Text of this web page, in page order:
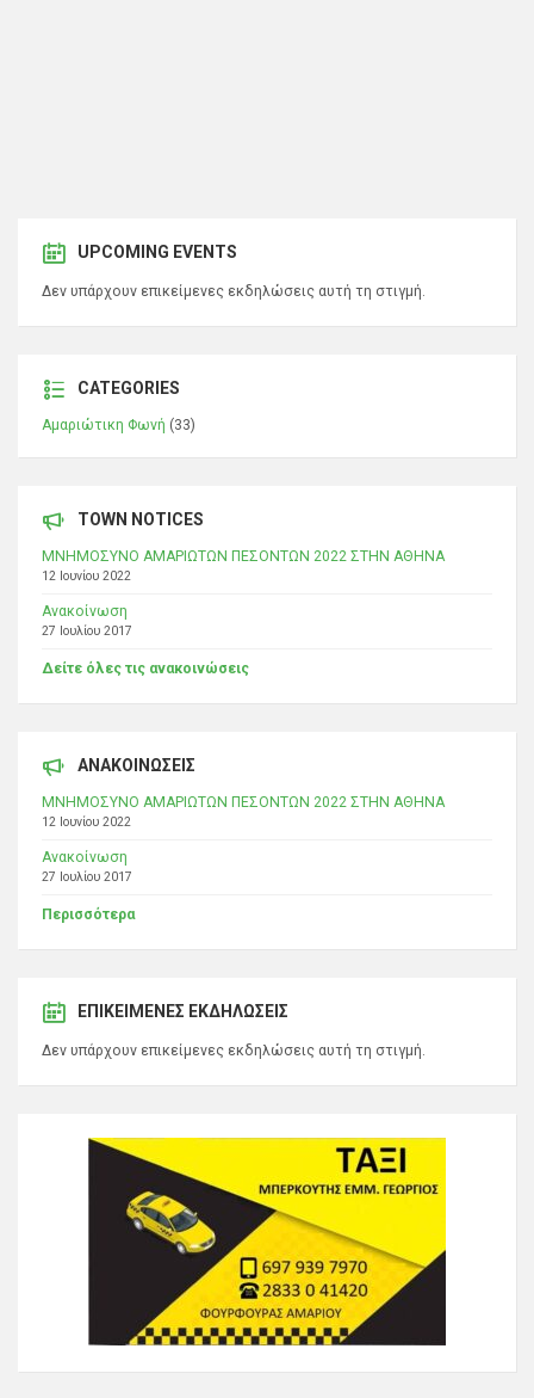
UPCOMING EVENTS
Δεν υπάρχουν επικείμενες εκδηλώσεις αυτή τη στιγμή.
CATEGORIES
Αμαριώτικη Φωνή (33)
TOWN NOTICES
ΜΝΗΜΟΣΥΝΟ ΑΜΑΡΙΩΤΩΝ ΠΕΣΟΝΤΩΝ 2022 ΣΤΗΝ ΑΘΗΝΑ
12 Ιουνίου 2022
Ανακοίνωση
27 Ιουλίου 2017
Δείτε όλες τις ανακοινώσεις
ΑΝΑΚΟΙΝΩΣΕΙΣ
ΜΝΗΜΟΣΥΝΟ ΑΜΑΡΙΩΤΩΝ ΠΕΣΟΝΤΩΝ 2022 ΣΤΗΝ ΑΘΗΝΑ
12 Ιουνίου 2022
Ανακοίνωση
27 Ιουλίου 2017
Περισσότερα
ΕΠΙΚΕΊΜΕΝΕΣ ΕΚΔΗΛΏΣΕΙΣ
Δεν υπάρχουν επικείμενες εκδηλώσεις αυτή τη στιγμή.